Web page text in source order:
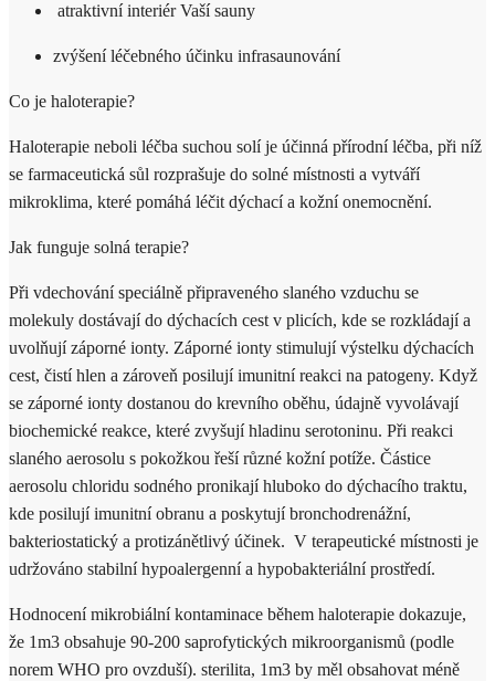
atraktivní interiér Vaší sauny
zvýšení léčebného účinku infrasaunování
Co je haloterapie?
Haloterapie neboli léčba suchou solí je účinná přírodní léčba, při níž
se farmaceutická sůl rozprašuje do solné místnosti a vytváří
mikroklima, které pomáhá léčit dýchací a kožní onemocnění.
Jak funguje solná terapie?
Při vdechování speciálně připraveného slaného vzduchu se
molekuly dostávají do dýchacích cest v plicích, kde se rozkládají a
uvolňují záporné ionty. Záporné ionty stimulují výstelku dýchacích
cest, čistí hlen a zároveň posilují imunitní reakci na patogeny. Když
se záporné ionty dostanou do krevního oběhu, údajně vyvolávají
biochemické reakce, které zvyšují hladinu serotoninu. Při reakci
slaného aerosolu s pokožkou řeší různé kožní potíže. Částice
aerosolu chloridu sodného pronikají hluboko do dýchacího traktu,
kde posilujíimunitní obranu a poskytují bronchodrenážní,
bakteriostatický a protizánětlivý účinek. V terapeutické místnosti je
udržováno stabilní hypoalergenní a hypobakteriální prostředí.
Hodnocení mikrobiální kontaminace během haloterapie dokazuje,
že 1m3 obsahuje 90-200 saprofytických mikroorganismů (podle
norem WHO pro ovzduší). sterilita, 1m3 by měl obsahovat méně